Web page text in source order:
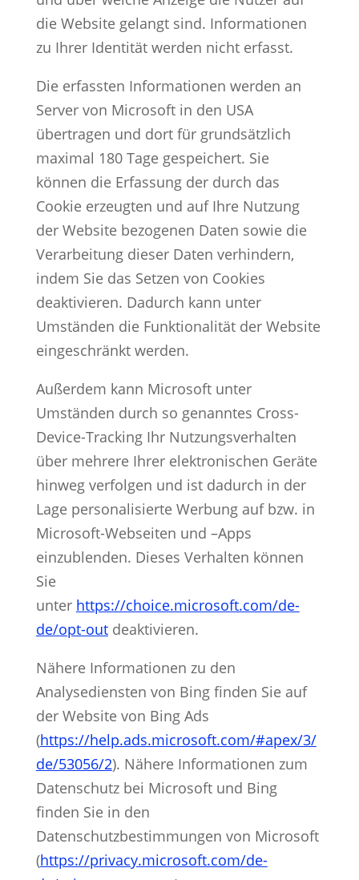
die Website gelangt sind. Informationen
zu Ihrer Identität werden nicht erfasst.
Die erfassten Informationen werden an
Server von Microsoft in den USA
übertragen und dort für grundsätzlich
maximal 180 Tage gespeichert. Sie
können die Erfassung der durch das
Cookie erzeugten und auf Ihre Nutzung
der Website bezogenen Daten sowie die
Verarbeitung dieser Daten verhindern,
indem Sie das Setzen von Cookies
deaktivieren. Dadurch kann unter
Umständen die Funktionalität der Website
eingeschränkt werden.
Außerdem kann Microsoft unter
Umständen durch so genanntes Cross-
Device-Tracking Ihr Nutzungsverhalten
über mehrere Ihrer elektronischen Geräte
hinweg verfolgen und ist dadurch in der
Lage personalisierte Werbung auf bzw. in
Microsoft-Webseiten und –Apps
einzublenden. Dieses Verhalten können
Sie
unter https://choice.microsoft.com/de-
de/opt-outdeaktivieren.
Nähere Informationen zu den
Analysediensten von Bing finden Sie auf
der Website von Bing Ads
(https://help.ads.microsoft.com/#apex/3/
de/53056/2). Nähere Informationen zum
Datenschutz bei Microsoft und Bing
finden Sie in den
Datenschutzbestimmungen von Microsoft
(https://privacy.microsoft.com/de-